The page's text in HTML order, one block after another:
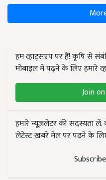
हम व्हाट्सएप पर हैं! कृषि से
मोबाइल में पढ़ने के लिए हमारे
Join
हमारे न्यूज़लेटर की सदस्यता
लेटेस्ट ख़बरें मेल पर पढ़ने के